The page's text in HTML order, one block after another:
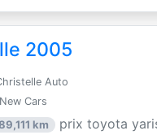
2005
Auto
Cars
km
prix toyota